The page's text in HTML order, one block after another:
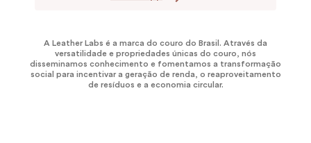
A Leather Labs é a marca do couro do Brasil. Através da
versatilidade e propriedades únicas do couro, nós
disseminamos conhecimento e fomentamos a transformação
social para incentivar a geração de renda, o reaproveitamento
de resíduos e a economia circular.